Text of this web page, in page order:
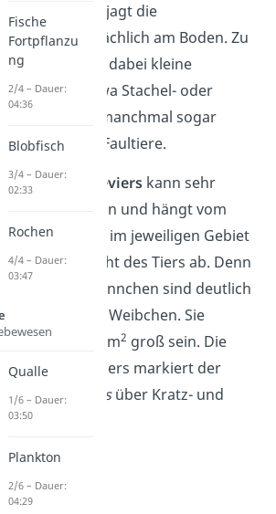
klettern kann, jagt die
hauptsächlich am Boden. Zu
Beute zählen dabei kleine
, wie etwa Stachel- oder
und manchmal sogar
Vögel oder Faultiere.
Größe ihres
Reviers kann sehr
sein und hängt vom
im jeweiligen Gebiet
vom Geschlecht des Tiers ab. Denn
Reviere der Männchen sind deutlich
als die der Weibchen. Sie
bis zu 30 km2 groß sein. Die
seines Reviers markiert der
pardalisüber Kratz- und
Fische
Fortpflanzu
ng
2/4 – Dauer:
04:36
Blobfisch
3/4 – Dauer:
02:33
Rochen
4/4 – Dauer:
03:47
Qualle
1/6 – Dauer:
03:50
Plankton
2/6 – Dauer:
04:29